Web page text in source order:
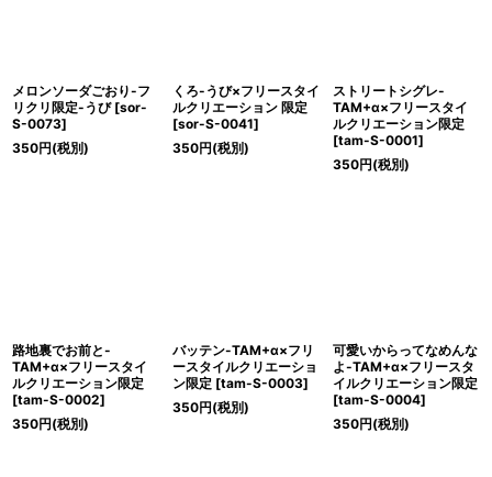
メロンソーダごおり-フ
リクリ限定-うび [sor-
S-0073]
350円(税別)
くろ-うび×フリースタイ
ルクリエーション 限定
[sor-S-0041]
350円(税別)
ストリートシグレ-
TAM+α×フリースタイ
ルクリエーション限定
[tam-S-0001]
350円(税別)
路地裏でお前と-
TAM+α×フリースタイ
ルクリエーション限定
[tam-S-0002]
350円(税別)
バッテン-TAM+α×フリ
ースタイルクリエーショ
ン限定 [tam-S-0003]
350円(税別)
可愛いからってなめんな
よ-TAM+α×フリースタ
イルクリエーション限定
[tam-S-0004]
350円(税別)